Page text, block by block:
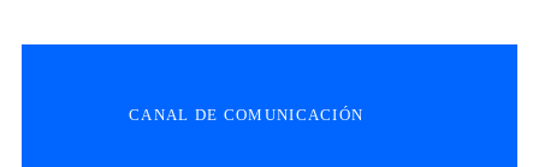
CANAL DE COMUNICACIÓN